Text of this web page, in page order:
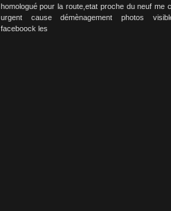
homologué pour la route,etat proche du neuf me
urgent cause démènagement photos
faceboock les